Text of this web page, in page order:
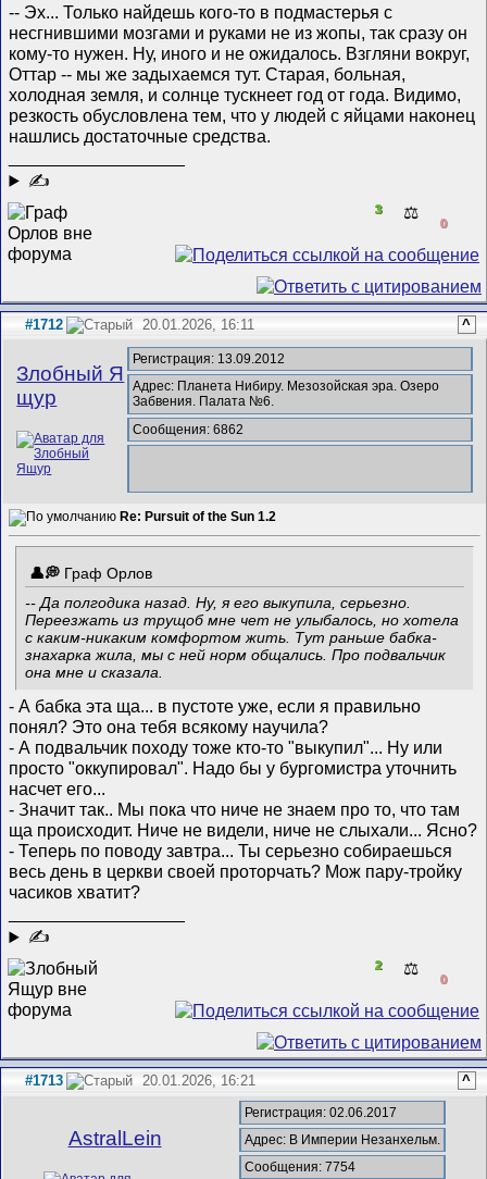
-- Эх... Только найдешь кого-то в подмастерья с
несгнившими мозгами и руками не из жопы, так сразу он
кому-то нужен. Ну, иного и не ожидалось. Взгляни вокруг,
Оттар -- мы же задыхаемся тут. Старая, больная,
холодная земля, и солнце тускнеет год от года. Видимо,
резкость обусловлена тем, что у людей с яйцами наконец
нашлись достаточные средства.
✍
3 ⚖️
0
#1712 20.01.2026, 16:11 ^
Злобный Я
щур
Регистрация: 13.09.2012
Адрес: Планета Нибиру. Мезозойская эра. Озеро
Забвения. Палата №6.
Сообщения: 6862
Re: Pursuit of the Sun 1.2
Граф Орлов
-- Да полгодика назад. Ну, я его выкупила, серьезно.
Переезжать из трущоб мне чет не улыбалось, но хотела
с каким-никаким комфортом жить. Тут раньше бабка-
знахарка жила, мы с ней норм общались. Про подвальчик
она мне и сказала.
- А бабка эта ща... в пустоте уже, если я правильно
понял? Это она тебя всякому научила?
- А подвальчик походу тоже кто-то "выкупил"... Ну или
просто "оккупировал". Надо бы у бургомистра уточнить
насчет его...
- Значит так.. Мы пока что ниче не знаем про то, что там
ща происходит. Ниче не видели, ниче не слыхали... Ясно?
- Теперь по поводу завтра... Ты серьезно собираешься
весь день в церкви своей проторчать? Мож пару-тройку
часиков хватит?
✍
2 ⚖️
0
#1713 20.01.2026, 16:21 ^
AstralLein
Регистрация: 02.06.2017
Адрес: В Империи Незанхельм.
Сообщения: 7754